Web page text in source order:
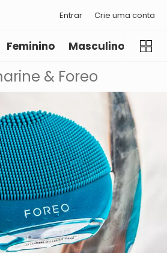
Entrar Crie uma conta
Feminino Masculino
& Foreo